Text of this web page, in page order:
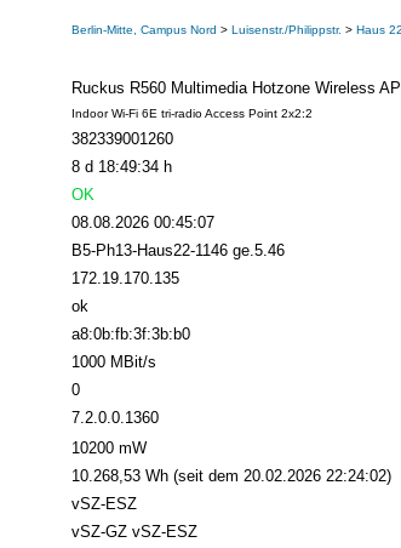
Berlin-Mitte, Campus Nord > Luisenstr./Philippstr. > Haus
Ruckus R560 Multimedia Hotzone Wireless AP
Indoor Wi-Fi 6E tri-radio Access Point 2x2:2
382339001260
8 d 18:49:34 h
OK
08.08.2026 00:45:07
B5-Ph13-Haus22-1146 ge.5.46
172.19.170.135
ok
a8:0b:fb:3f:3b:b0
1000 MBit/s
0
7.2.0.0.1360
10200 mW
10.268,53 Wh (seit dem 20.02.2026 22:24:02)
vSZ-ESZ
vSZ-GZ vSZ-ESZ